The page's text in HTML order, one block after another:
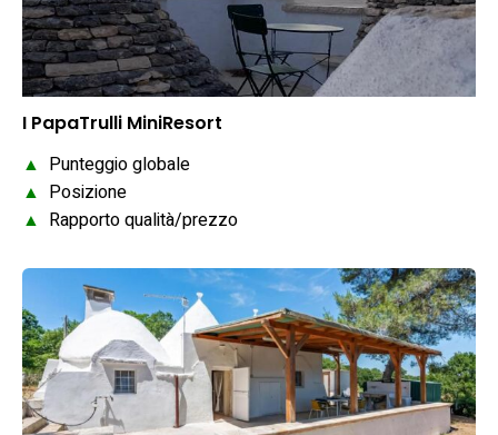
I PapaTrulli MiniResort
▲ Punteggio globale
▲ Posizione
▲ Rapporto qualità/prezzo